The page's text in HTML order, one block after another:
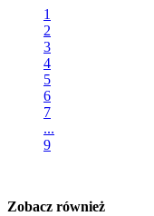
1
2
3
4
5
6
7
...
9
Zobacz również